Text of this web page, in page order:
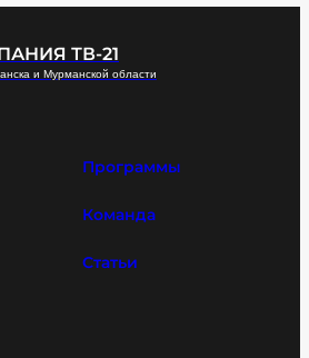
ТВ-21
и Мурманской области
Программы
Команда
Статьи